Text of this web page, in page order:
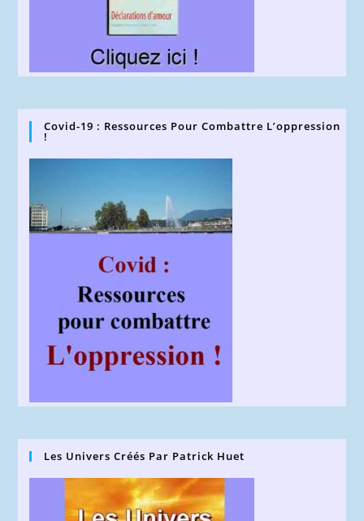
Covid-19 : Ressources Pour Combattre L’oppression
!
Les Univers Créés Par Patrick Huet